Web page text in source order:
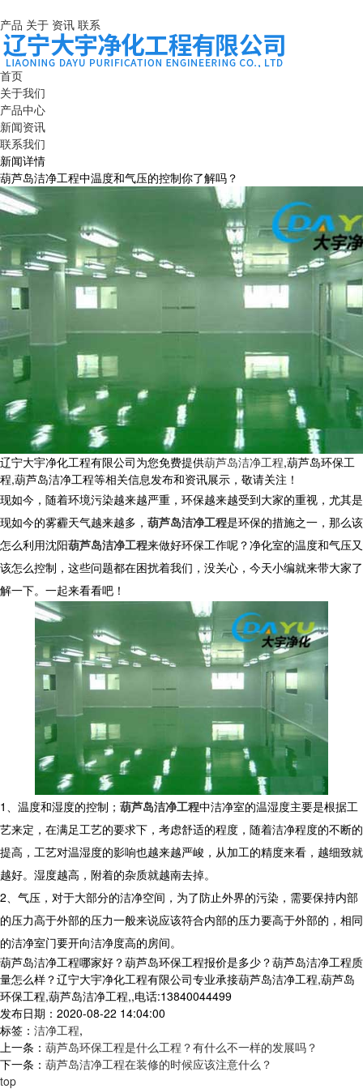
产品 关于 资讯 联系
首页
关于我们
产品中心
新闻资讯
联系我们
新闻详情
葫芦岛洁净工程中温度和气压的控制你了解吗？
辽宁大宇净化工程有限公司为您免费提供葫芦岛洁净工程,葫芦岛环保工
程,葫芦岛洁净工程等相关信息发布和资讯展示，敬请关注！
现如今，随着环境污染越来越严重，环保越来越受到大家的重视，尤其是
现如今的雾霾天气越来越多， 葫芦岛洁净工程是环保的措施之一，那么该
怎么利用沈阳葫芦岛洁净工程来做好环保工作呢？净化室的温度和气压又
该怎么控制，这些问题都在困扰着我们，没关心，今天小编就来带大家了
解一下。一起来看看吧！
1、温度和湿度的控制； 葫芦岛洁净工程中洁净室的温湿度主要是根据工
艺来定，在满足工艺的要求下，考虑舒适的程度，随着洁净程度的不断的
提高，工艺对温湿度的影响也越来越严峻，从加工的精度来看，越细致就
越好。湿度越高，附着的杂质就越南去掉。
2、气压，对于大部分的洁净空间，为了防止外界的污染，需要保持内部
的压力高于外部的压力一般来说应该符合内部的压力要高于外部的，相同
的洁净室门要开向洁净度高的房间。
葫芦岛洁净工程哪家好？葫芦岛环保工程报价是多少？葫芦岛洁净工程质
量怎么样？辽宁大宇净化工程有限公司专业承接葫芦岛洁净工程,葫芦岛
环保工程,葫芦岛洁净工程,,电话:13840044499
发布日期：2020-08-22 14:04:00
标签： 洁净工程,
上一条： 葫芦岛环保工程是什么工程？有什么不一样的发展吗？
下一条： 葫芦岛洁净工程在装修的时候应该注意什么？
top